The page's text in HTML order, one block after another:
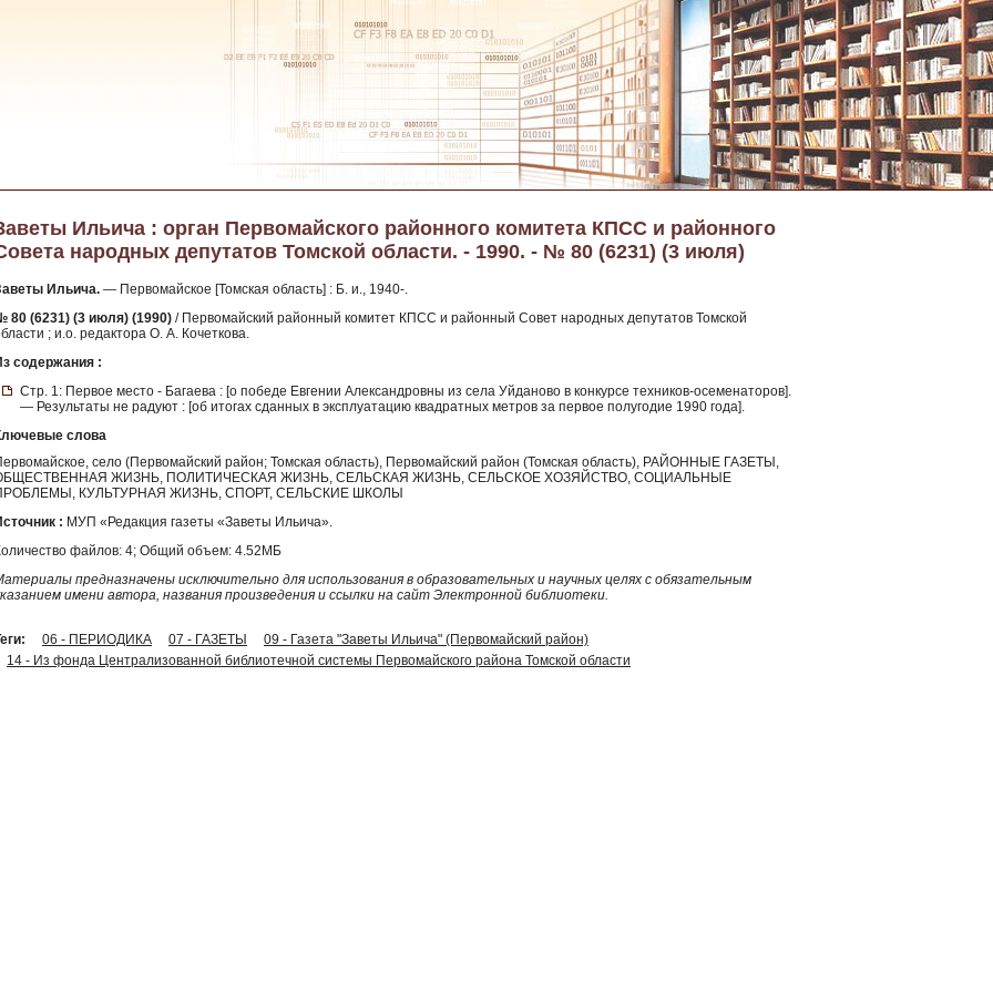
Ильича : орган Первомайского районного комитета КПСС и районного
народных депутатов Томской области. - 1990. - № 80 (6231) (3 июля)
Ильича. — Первомайское [Томская область] : Б. и., 1940-.
80 (6231) (3 июля) (1990) / Первомайский районный комитет КПСС и районный Совет народных депутатов Томской
; и.о. редактора О. А. Кочеткова.
содержания :
Стр. 1: Первое место - Багаева : [о победе Евгении Александровны из села Уйданово в конкурсе техников-осеменаторов].
— Результаты не радуют : [об итогах сданных в эксплуатацию квадратных метров за первое полугодие 1990 года].
слова
село (Первомайский район; Томская область), Первомайский район (Томская область), РАЙОННЫЕ ГАЗЕТЫ,
ЖИЗНЬ, ПОЛИТИЧЕСКАЯ ЖИЗНЬ, СЕЛЬСКАЯ ЖИЗНЬ, СЕЛЬСКОЕ ХОЗЯЙСТВО, СОЦИАЛЬНЫЕ
КУЛЬТУРНАЯ ЖИЗНЬ, СПОРТ, СЕЛЬСКИЕ ШКОЛЫ
: МУП «Редакция газеты «Заветы Ильича».
файлов: 4; Общий объем: 4.52МБ
предназначены исключительно для использования в образовательных и научных целях с обязательным
имени автора, названия произведения и ссылки на сайт Электронной библиотеки.
06 - ПЕРИОДИКА 07 - ГАЗЕТЫ
09 - Газета "Заветы Ильича" (Первомайский район)
14 - Из фонда Централизованной библиотечной системы Первомайского района Томской области